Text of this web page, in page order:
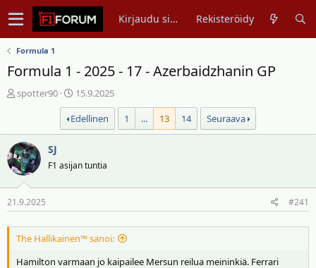
Kirjaudu sisään Rekisteröidy
Formula 1
Formula 1 - 2025 - 17 - Azerbaidzhanin GP
V
s
t
i
k
e
t
u
a
spotter90
A
l
o
i
u
p
m
15.9.2025
Edellinen
1 ... 13 14 Seuraava
SJ
F1 asijan tuntia
21.9.2025 #241
The Hallikainen™ sanoi:
Hamilton varmaan jo kaipailee Mersun reilua meininkiä. Ferrari